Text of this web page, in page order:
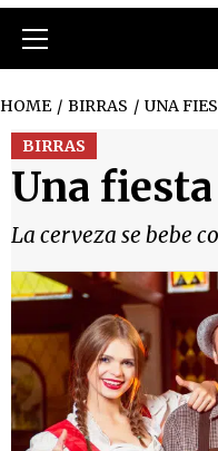
HOME BIRRAS
UNA
BIRRAS
Una
La cerveza se bebe